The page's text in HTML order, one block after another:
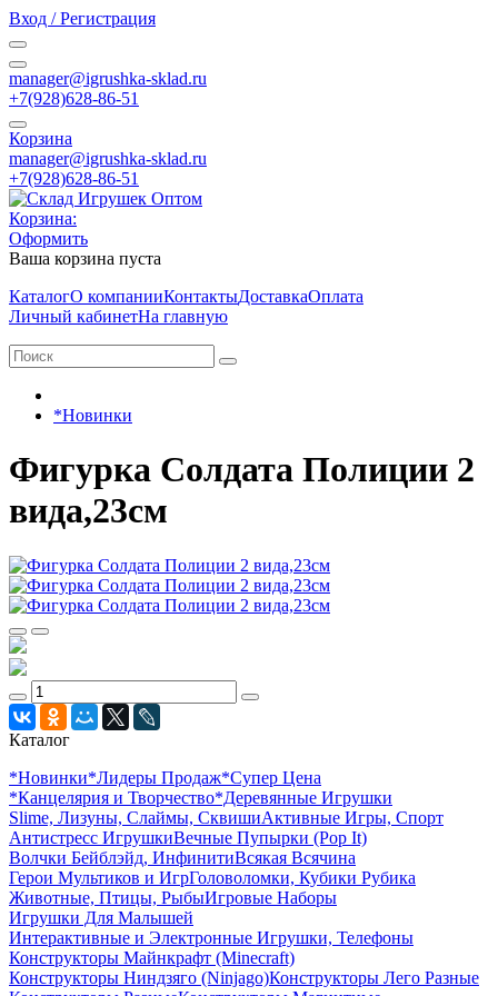
Вход / Регистрация
manager@igrushka-sklad.ru
+7(928)628-86-51
Корзина
manager@igrushka-sklad.ru
+7(928)628-86-51
Корзина:
Оформить
Ваша корзина пуста
КаталогО компанииКонтактыДоставкаОплата
Личный кабинетНа главную
*Новинки
Фигурка Солдата Полиции 2
вида,23см
Каталог
*Новинки*Лидеры Продаж*Супер Цена
*Канцелярия и Творчество*Деревянные Игрушки
Slime, Лизуны, Слаймы, СквишиАктивные Игры, Спорт
Антистресс ИгрушкиВечные Пупырки (Pop It)
Волчки Бейблэйд, ИнфинитиВсякая Всячина
Герои Мультиков и ИгрГоловоломки, Кубики Рубика
Животные, Птицы, РыбыИгровые Наборы
Игрушки Для Малышей
Интерактивные и Электронные Игрушки, Телефоны
Конструкторы Майнкрафт (Minecraft)
Конструкторы Ниндзяго (Ninjago)Конструкторы Лего Разные